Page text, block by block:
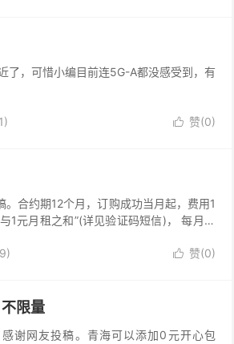
了，可惜小编目前连5G-A都没感受到，有
 赞(0)
合约期12个月，订购成功当月起，费用1
1元月租之和”(详见验证码短信)， 每月回
 赞(0)
限量
谢网友投稿。青海可以添加0元开心包